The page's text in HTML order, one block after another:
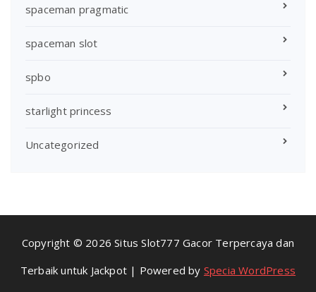
spaceman pragmatic
spaceman slot
spbo
starlight princess
Uncategorized
Copyright © 2026 Situs Slot777 Gacor Terpercaya dan
Terbaik untuk Jackpot | Powered by Specia WordPress